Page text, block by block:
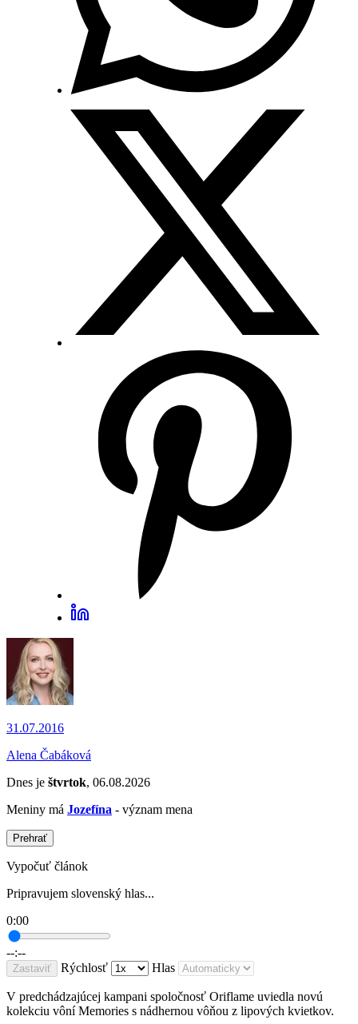
31.07.2016
Alena Čabáková
Dnes je štvrtok, 06.08.2026
Meniny má Jozefína - význam mena
Prehrať
Vypočuť článok
Pripravujem slovenský hlas...
0:00
--:--
Zastaviť Rýchlosť Hlas
V predchádzajúcej kampani spoločnosť Oriflame uviedla novú
kolekciu vôní Memories s nádhernou vôňou z lipových kvietkov.